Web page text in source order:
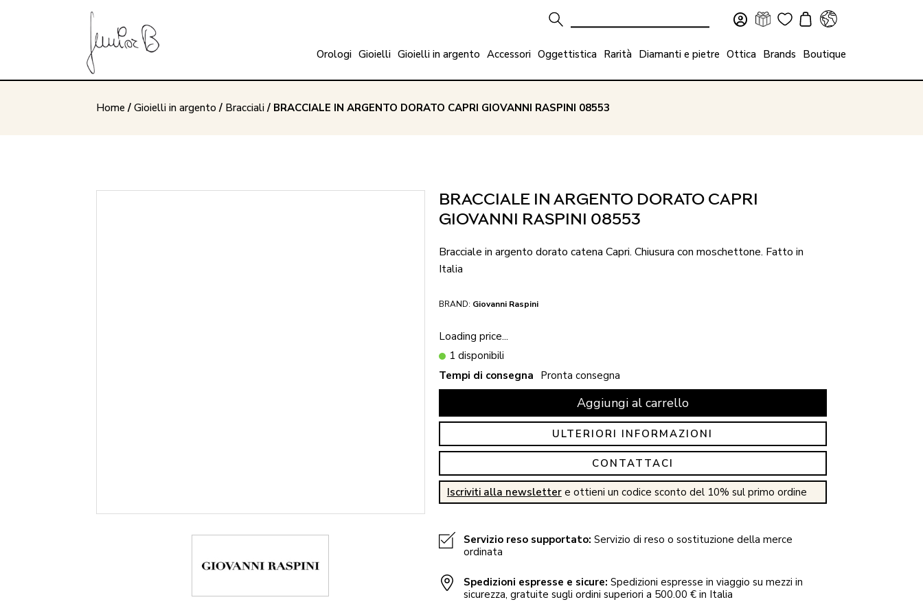
Orologi Gioielli Gioielli in argento Accessori Oggettistica Rarità Diamanti e pietre Ottica Brands Boutique
Home / Gioielli in argento / Bracciali/ BRACCIALE IN ARGENTO DORATO CAPRI GIOVANNI RASPINI 08553
BRACCIALE IN ARGENTO DORATO CAPRI
GIOVANNI RASPINI 08553
Bracciale in argento dorato catena Capri. Chiusura con moschettone. Fatto in
Italia
BRAND: Giovanni Raspini
Loading price...
1 disponibili
Tempi di consegna Pronta consegna
Aggiungi al carrello
ULTERIORI INFORMAZIONI
CONTATTACI
Iscriviti alla newslettere ottieni un codice sconto del 10% sul primo ordine
Servizio reso supportato: Servizio di reso o sostituzione della merce
ordinata
Spedizioni espresse e sicure: Spedizioni espresse in viaggio su mezzi in
sicurezza, gratuite sugli ordini superiori a 500.00 € in Italia